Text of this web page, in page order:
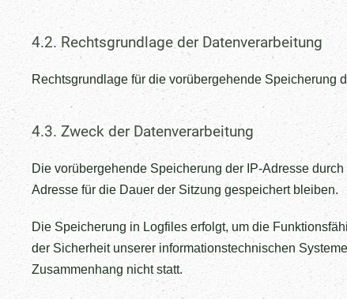
4.2. Rechtsgrundlage der Datenverarbeitung
Rechtsgrundlage für die vorübergehende Speicherung
4.3. Zweck der Datenverarbeitung
Die vorübergehende Speicherung der IP-Adresse
Adresse für die Dauer der Sitzung gespeichert bleiben.
Die Speicherung in Logfiles erfolgt, um die
der Sicherheit unserer informationstechnischen
Zusammenhang nicht statt.